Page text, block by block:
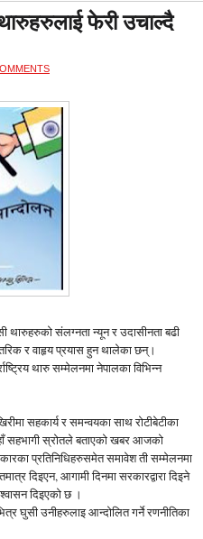
फेरी उचाल्दै
थारुहरुको संलग्नता न्यून र उदासीनता बढी
र वाहृय प्रयास हुन थालेका छन्।
थारु सम्मेलनमा नेपालका विभिन्न
सहकार्य र समन्वयका साथ रोटीबेटीका
सहभागी स्रोतले बताएको खबर आजको
प्रतिनिधिहरुसमेत समावेश ती सम्मेलनमा
दिइएन, आगामी दिनमा सरकारद्वारा दिइने
दिइएको छ ।
घुसी उनीहरुलाइ आन्दोलित गर्ने रणनीतिका